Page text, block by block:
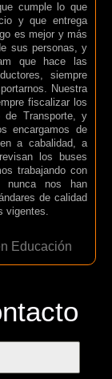
cumple lo que
y que entrega
es mejor y más
sus personas, y
que hace las
siempre
Nuestra
fiscalizar los
de Transporte, y
encargamos de
a cabalidad, a
los buses
trabajando con
nunca nos han
de calidad
vigentes.
Educación